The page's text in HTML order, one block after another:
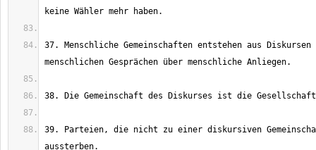
37. Menschliche Gemeinschaften entstehen aus
39. Parteien, die nicht zu einer diskursiven